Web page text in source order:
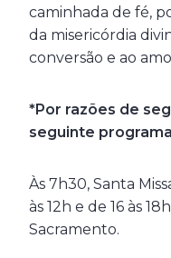
caminhada de fé,
da misericórdia
conversão e ao
*Por razões de
seguinte
Às 7h30, Santa
às 12h e de 16 às
Sacramento.